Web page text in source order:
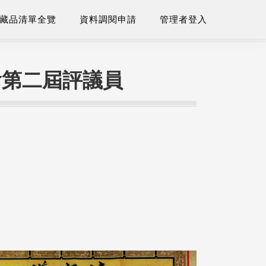
品清單全覽 資料調閱申請 管理者登入
二屆評議員